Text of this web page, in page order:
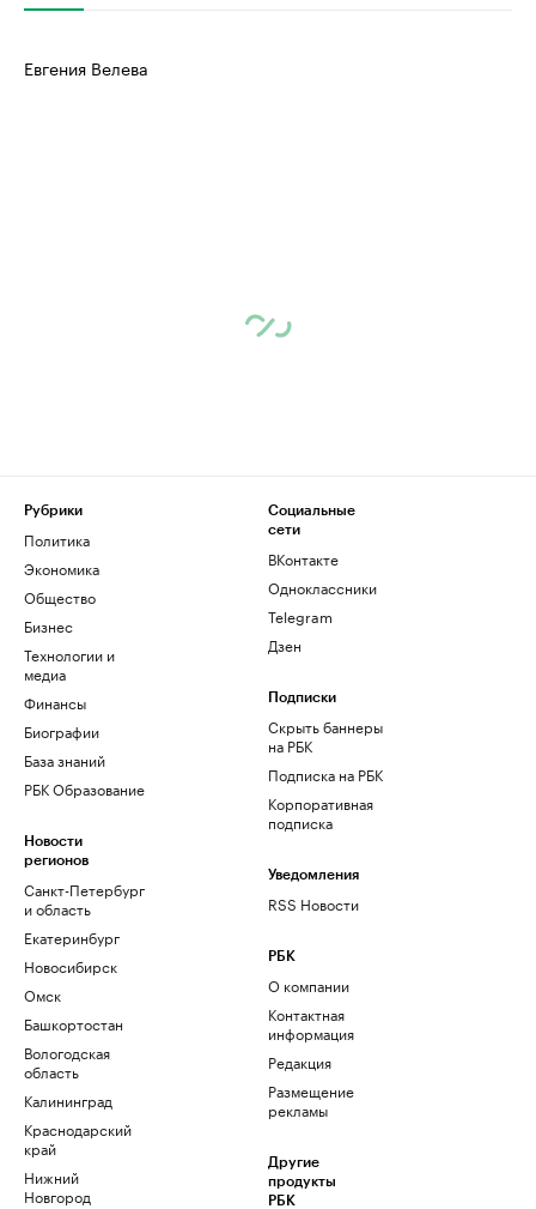
Евгения Велева
Рубрики
Политика
Экономика
Общество
Бизнес
Технологии и
медиа
Финансы
Биографии
База знаний
РБК Образование
Новости
регионов
Санкт-Петербург
и область
Екатеринбург
Новосибирск
Омск
Башкортостан
Вологодская
область
Калининград
Краснодарский
край
Нижний
Новгород
Социальные
сети
ВКонтакте
Одноклассники
Telegram
Дзен
Подписки
Скрыть баннеры
на РБК
Подписка на РБК
Корпоративная
подписка
Уведомления
RSS Новости
РБК
О компании
Контактная
информация
Редакция
Размещение
рекламы
Другие
продукты
РБК